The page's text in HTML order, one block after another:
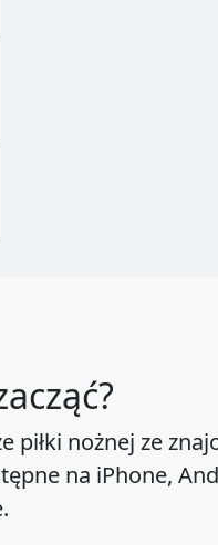
piłki nożnej ze
na iPhone,